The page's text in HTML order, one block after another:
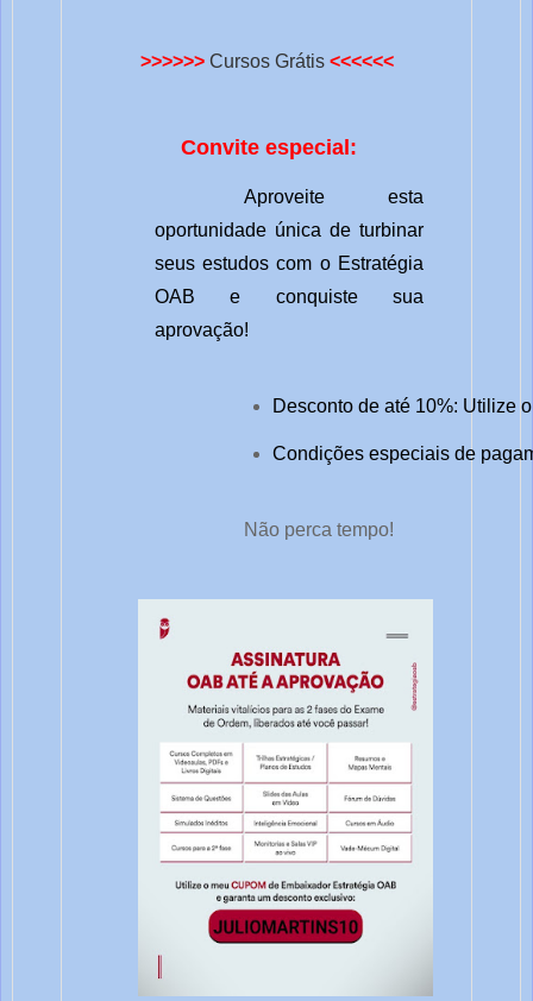
>>>>>> Cursos Grátis <<<<<<
Convite especial:
Aproveite esta
oportunidade única de turbinar
seus estudos com o Estratégia
OAB e conquiste sua
aprovação!
Desconto de até 10%: Utilize
Condições especiais de
Não perca tempo!